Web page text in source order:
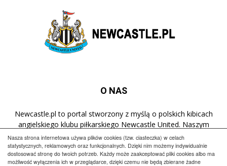
Nasza strona internetowa używa plików cookies (tzw. ciasteczka) w celach
statystycznych, reklamowych oraz funkcjonalnych. Dzięki nim możemy indywidualnie
dostosować stronę do twoich potrzeb. Każdy może zaakceptować pliki cookies albo ma
możliwość wyłączenia ich w przeglądarce, dzięki czemu nie będą zbierane żadne
O NAS
Newcastle.pl to portal stworzony z myślą o polskich kibicach
angielskiego klubu piłkarskiego Newcastle United. Naszym
celem jest popularyzacja klubu w Polsce oraz dostarczanie
najnowszych informacji dotyczących zespołu z St James' Park.